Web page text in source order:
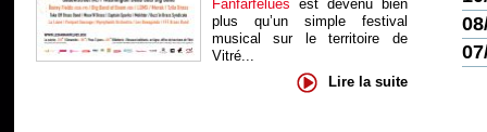
Fanfarfelues est devenu bien
plus qu’un simple festival
musical sur le territoire de
Vitré...
Lire la suite